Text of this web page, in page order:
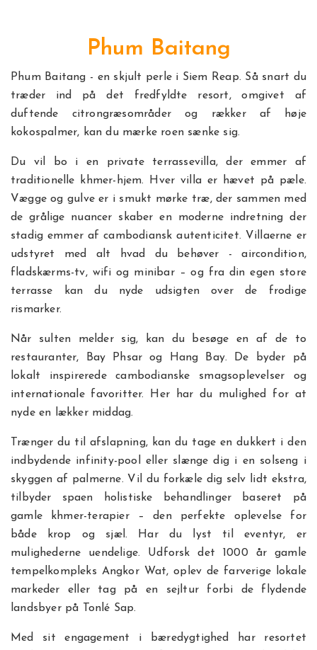
Phum Baitang
Phum Baitang - en skjult perle i Siem Reap. Så snart du
træder ind på det fredfyldte resort, omgivet af
duftende citrongræsområder og rækker af høje
kokospalmer, kan du mærke roen sænke sig.
Du vil bo i en private terrassevilla, der emmer af
traditionelle khmer-hjem. Hver villa er hævet på pæle.
Vægge og gulve er i smukt mørke træ, der sammen med
de grålige nuancer skaber en moderne indretning der
stadig emmer af cambodiansk autenticitet. Villaerne er
udstyret med alt hvad du behøver - aircondition,
fladskærms-tv, wifi og minibar – og fra din egen store
terrasse kan du nyde udsigten over de frodige
rismarker.
Når sulten melder sig, kan du besøge en af de to
restauranter, Bay Phsar og Hang Bay. De byder på
lokalt inspirerede cambodianske smagsoplevelser og
internationale favoritter. Her har du mulighed for at
nyde en lækker middag.
Trænger du til afslapning, kan du tage en dukkert i den
indbydende infinity-pool eller slænge dig i en solseng i
skyggen af palmerne. Vil du forkæle dig selv lidt ekstra,
tilbyder spaen holistiske behandlinger baseret på
gamle khmer-terapier – den perfekte oplevelse for
både krop og sjæl. Har du lyst til eventyr, er
mulighederne uendelige. Udforsk det 1000 år gamle
tempelkompleks Angkor Wat, oplev de farverige lokale
markeder eller tag på en sejltur forbi de flydende
landsbyer på Tonlé Sap.
Med sit engagement i bæredygtighed har resortet